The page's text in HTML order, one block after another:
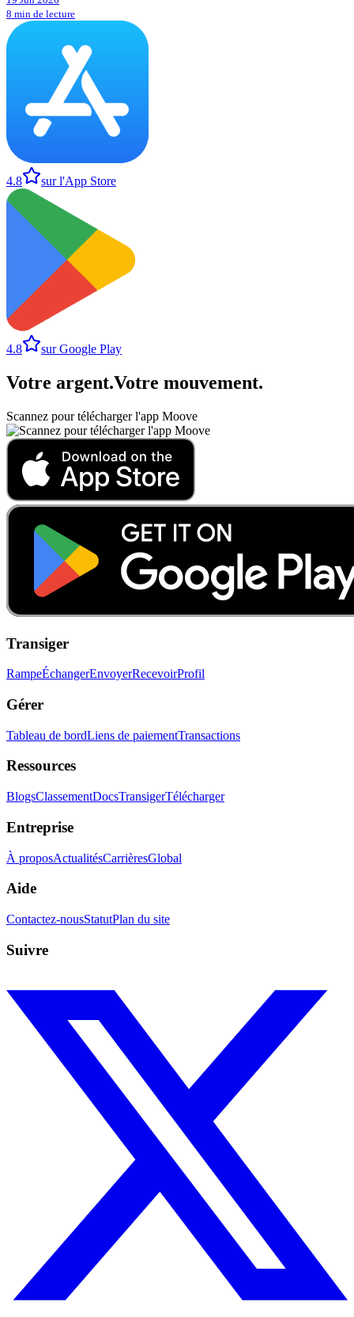
8 min de lecture
4.8 sur l'App Store
4.8 sur Google Play
Votre argent.Votre mouvement.
Scannez pour télécharger l'app Moove
Transiger
RampeÉchangerEnvoyerRecevoirProfil
Gérer
Tableau de bordLiens de paiementTransactions
Ressources
BlogsClassementDocsTransigerTélécharger
Entreprise
À proposActualitésCarrièresGlobal
Aide
Contactez-nousStatutPlan du site
Suivre